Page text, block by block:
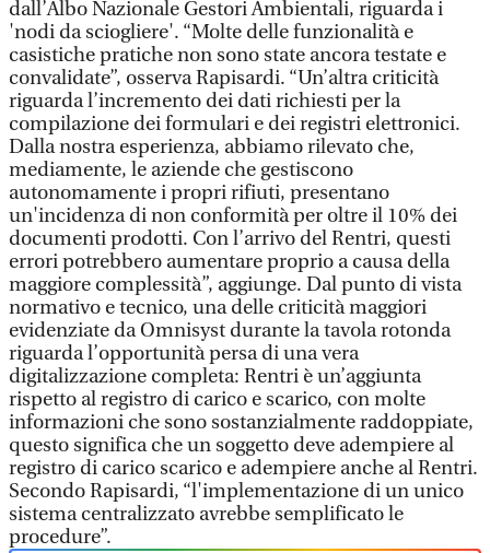
dall’Albo Nazionale Gestori Ambientali, riguarda i
'nodi da sciogliere'. “Molte delle funzionalità e
casistiche pratiche non sono state ancora testate e
convalidate”, osserva Rapisardi. “Un’altra criticità
riguarda l’incremento dei dati richiesti per la
compilazione dei formulari e dei registri elettronici.
Dalla nostra esperienza, abbiamo rilevato che,
mediamente, le aziende che gestiscono
autonomamente i propri rifiuti, presentano
un'incidenza di non conformità per oltre il 10% dei
documenti prodotti. Con l’arrivo del Rentri, questi
errori potrebbero aumentare proprio a causa della
maggiore complessità”, aggiunge. Dal punto di vista
normativo e tecnico, una delle criticità maggiori
evidenziate da Omnisyst durante la tavola rotonda
riguarda l’opportunità persa di una vera
digitalizzazione completa: Rentri è un’aggiunta
rispetto al registro di carico e scarico, con molte
informazioni che sono sostanzialmente raddoppiate,
questo significa che un soggetto deve adempiere al
registro di carico scarico e adempiere anche al Rentri.
Secondo Rapisardi, “l'implementazione di un unico
sistema centralizzato avrebbe semplificato le
procedure”.